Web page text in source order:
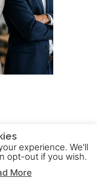
Visionexperience. We'll
opt-out if you wish.
More